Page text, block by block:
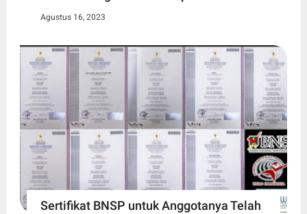
Agustus 16, 2023
Sertifikat BNSP untuk Anggotanya Telah